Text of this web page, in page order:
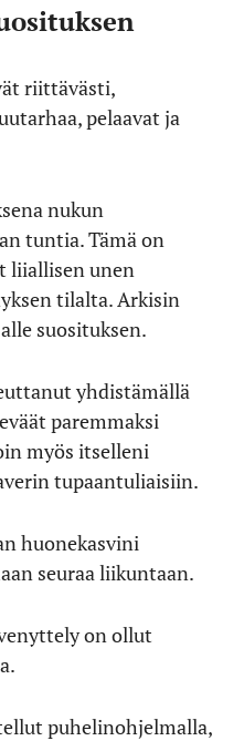
riittävästi,
pelaavat ja
nukun
tuntia. Tämä on
liiallisen unen
tilalta. Arkisin
suosituksen.
yhdistämällä
paremmaksi
myös itselleni
tupaantuliaisiin.
huonekasvini
seuraa liikuntaan.
on ollut
puhelinohjelmalla,